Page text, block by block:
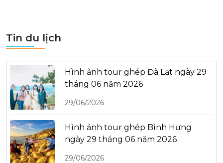
Tin du lịch
Hình ảnh tour ghép Đà Lạt ngày 29
tháng 06 năm 2026
29/06/2026
Hình ảnh tour ghép Bình Hưng
ngày 29 tháng 06 năm 2026
29/06/2026